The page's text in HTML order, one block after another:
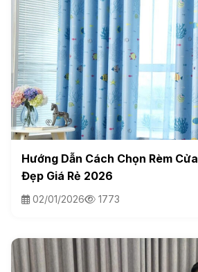
Hướng Dẫn Cách Chọn Rèm
Đẹp Giá Rẻ 2026
02/01/2026 1773